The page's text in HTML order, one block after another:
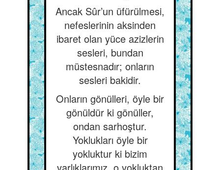
Ancak Sûr’un üfürülmesi,
nefeslerinin aksinden
ibaret olan yüce azizlerin
sesleri, bundan
müstesnadır; onların
sesleri bakidir.
Onların gönülleri, öyle bir
gönüldür ki gönüller,
ondan sarhoştur.
Yoklukları öyle bir
yokluktur ki bizim